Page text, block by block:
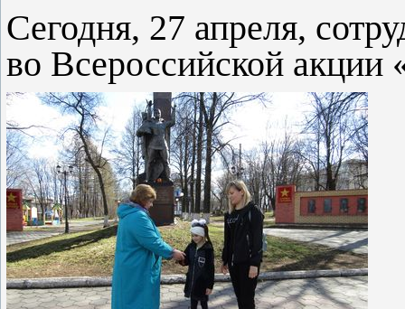
Сегодня, 27 апреля,
во Всероссийской акции